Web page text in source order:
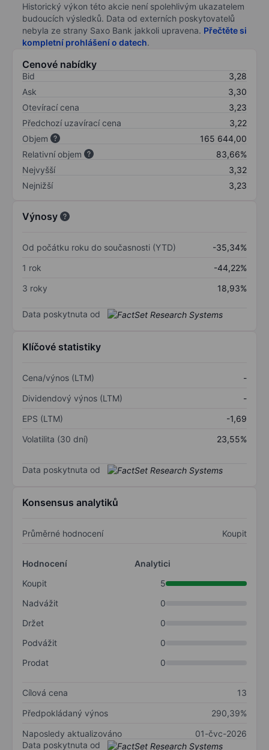
Historický výkon této akcie není spolehlivým ukazatelem
budoucích výsledků. Data od externích poskytovatelů
nebyla ze strany Saxo Bank jakkoli upravena. Přečtěte si
kompletní prohlášení o datech.
Cenové nabídky
Bid
3,28
Ask
3,30
Otevírací cena
3,23
Předchozí uzavírací cena
3,22
Objem
165 644,00
Relativní objem
83,66%
Nejvyšší
3,32
Nejnižší
3,23
Výnosy
Od počátku roku do současnosti (YTD)
-35,34%
1 rok
-44,22%
3 roky
18,93%
Data poskytnuta od
Klíčové statistiky
Cena/výnos (LTM)
-
Dividendový výnos (LTM)
-
EPS (LTM)
-1,69
Volatilita (30 dní)
23,55%
Data poskytnuta od
Konsensus analytiků
Průměrné hodnocení Koupit
Hodnocení
Analytici
Koupit
5
Nadvážit
0
Držet
0
Podvážit
0
Prodat
0
Cílová cena
13
Předpokládaný výnos
290,39%
Naposledy aktualizováno
01-čvc-2026
Data poskytnuta od